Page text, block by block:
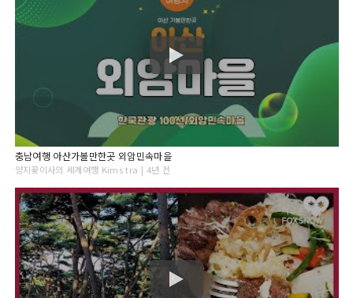
충남여행 아산가볼만한곳 외암민속마을
양지꽃이사의 세계여행 Kims tra | 4년 전